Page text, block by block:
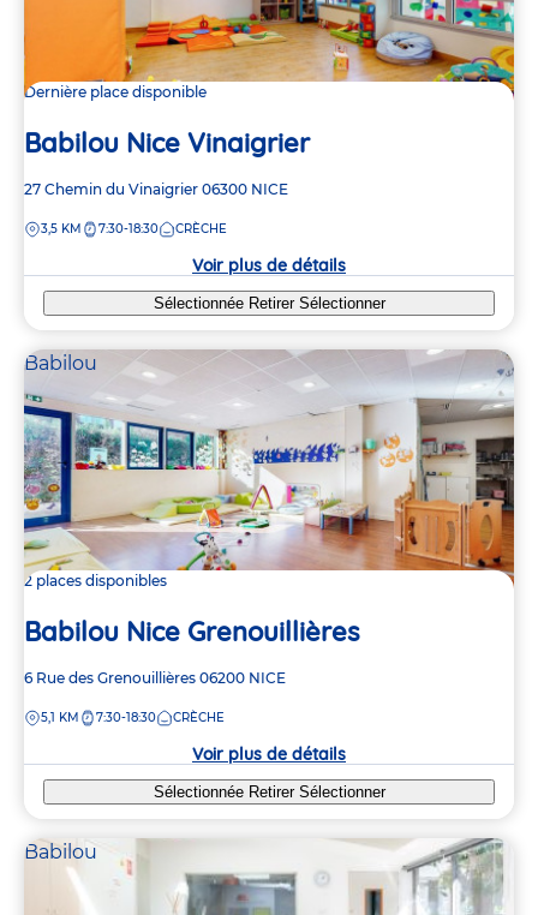
Dernière place disponible
Babilou Nice Vinaigrier
Adresse
la
27 Chemin du Vinaigrier 06300 NICE
DISTANCE
3,5 KM 7:30-18:30 CRÈCHE
Voir plus de détails
Sélectionnée Retirer Sélectionner
Babilou
2 places disponibles
Babilou Nice Grenouillières
Adresse
la
6 Rue des Grenouillières 06200 NICE
DISTANCE
5,1 KM 7:30-18:30 CRÈCHE
Voir plus de détails
Sélectionnée Retirer Sélectionner
Babilou